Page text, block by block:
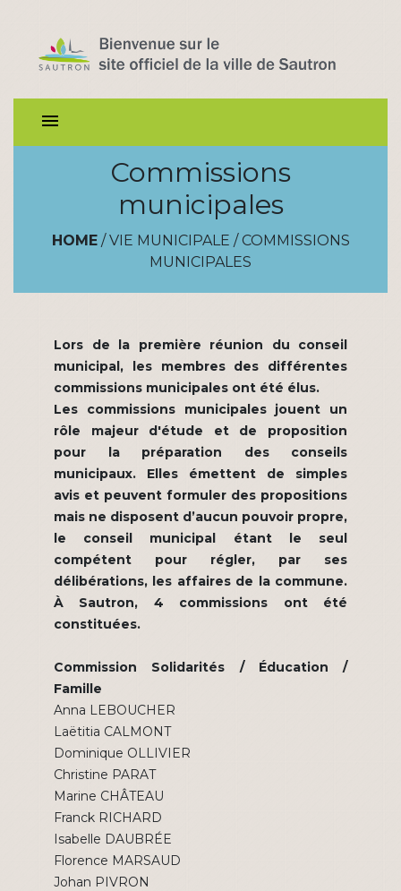
menu
Commissions
municipales
HOME/VIE MUNICIPALE / COMMISSIONS
MUNICIPALES
Lors de la première réunion du conseil
municipal, les membres des différentes
commissions municipales ont été élus.
Les commissions municipales jouent un
rôle majeur d'étude et de proposition
pour la préparation des conseils
municipaux. Elles émettent de simples
avis et peuvent formuler des propositions
mais ne disposent d’aucun pouvoir propre,
le conseil municipal étant le seul
compétent pour régler, par ses
délibérations, les affaires de la commune.
À Sautron, 4 commissions ont été
constituées.
Commission Solidarités / Éducation /
Famille
Anna LEBOUCHER
Laëtitia CALMONT
Dominique OLLIVIER
Christine PARAT
Marine CHÂTEAU
Franck RICHARD
Isabelle DAUBRÉE
Florence MARSAUD
Johan PIVRON